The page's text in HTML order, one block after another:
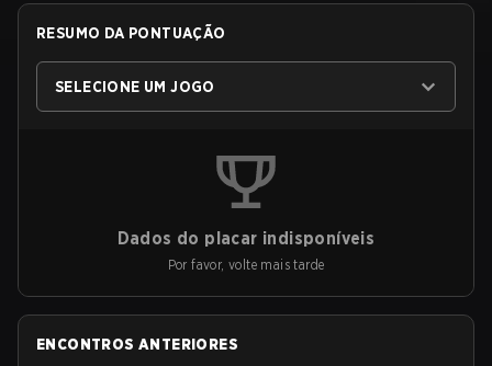
RESUMO DA PONTUAÇÃO
SELECIONE UM JOGO
Dados do placar indisponíveis
Por favor, volte mais tarde
ENCONTROS ANTERIORES